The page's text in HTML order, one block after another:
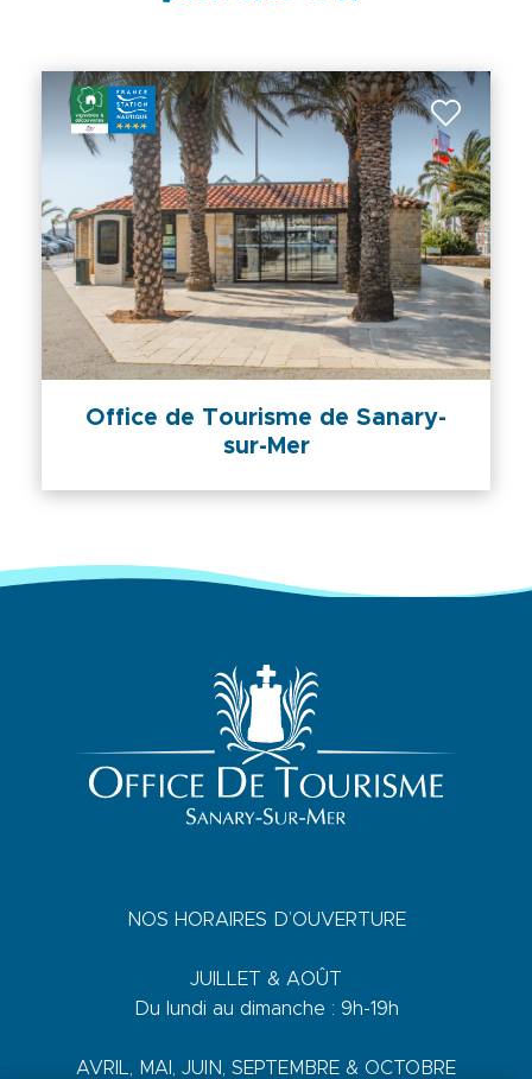
Office de Tourisme de Sanary-
sur-Mer
NOS HORAIRES D’OUVERTURE
JUILLET & AOÛT
Du lundi au dimanche : 9h-19h
AVRIL, MAI, JUIN, SEPTEMBRE & OCTOBRE